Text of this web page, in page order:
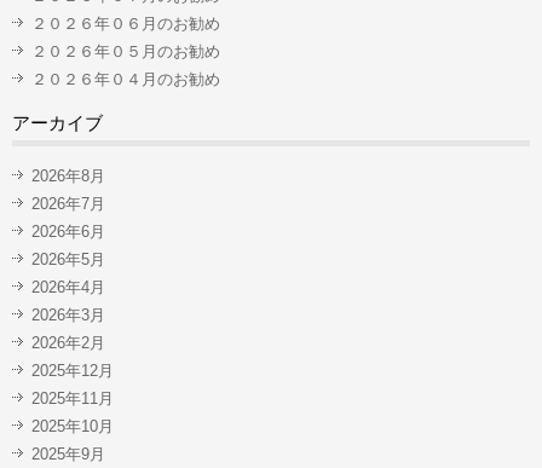
２０２６年０６月のお勧め
２０２６年０５月のお勧め
２０２６年０４月のお勧め
アーカイブ
2026年8月
2026年7月
2026年6月
2026年5月
2026年4月
2026年3月
2026年2月
2025年12月
2025年11月
2025年10月
2025年9月